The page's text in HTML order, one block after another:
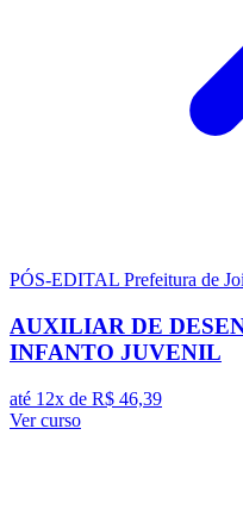
PÓS-EDITAL Prefeitura de
AUXILIAR DE
INFANTO JUVENIL
até 12x de R$ 46,39
Ver curso